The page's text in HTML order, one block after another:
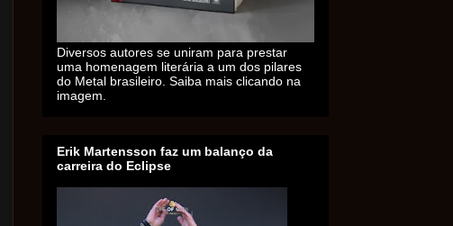
Diversos autores se uniram para prestar
uma homenagem literária a um dos pilares
do Metal brasileiro. Saiba mais clicando na
imagem.
Erik Martensson faz um balanço da
carreira do Eclipse